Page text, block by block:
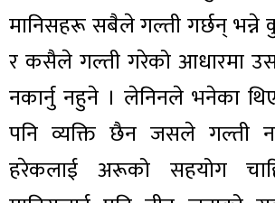
मानिसहरू सबैले गल्ती गर्छन् भन्ने
र कसैले गल्ती गरेको आधारमा
नकार्नु नहुने । लेनिनले भनेका
पनि व्यक्ति छैन जसले गल्ती
हरेकलाई अरूको सहयोग